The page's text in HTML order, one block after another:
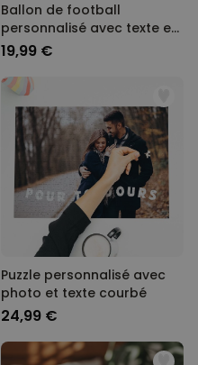
Ballon de football
personnalisé avec texte et
armoiries
19,99 €
Puzzle personnalisé avec
photo et texte courbé
24,99 €